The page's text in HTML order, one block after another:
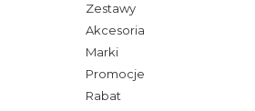
Zestawy
Akcesoria
Marki
Promocje
Rabat